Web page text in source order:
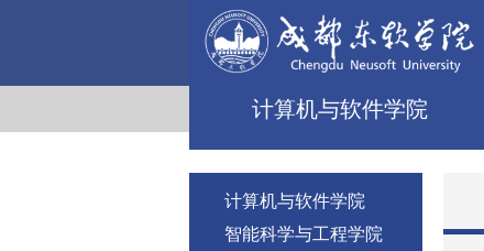
计算机与软件学院
计算机与软件学院
智能科学与工程学院